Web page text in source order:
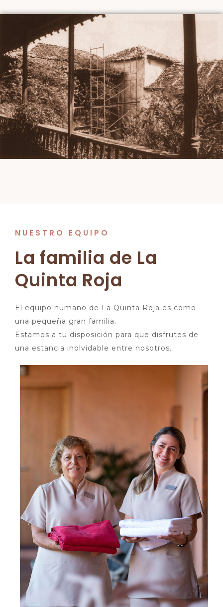
NUESTRO EQUIPO
La familia de La
Quinta Roja
El equipo humano de La Quinta Roja es como
una pequeña gran familia.
Estamos a tu disposición para que disfrutes de
una estancia inolvidable entre nosotros.